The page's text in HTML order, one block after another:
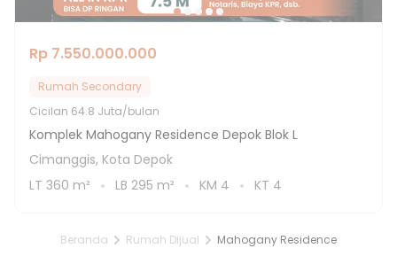
Rp 7.550.000.000
Rumah Secondary
Cicilan 64.8 Juta/bulan
Komplek Mahogany Residence Depok Blok L
Cimanggis, Kota Depok
LT 360 m² LB 295 m² KM 4 KT 4
Beranda Rumah Dijual Mahogany Residence